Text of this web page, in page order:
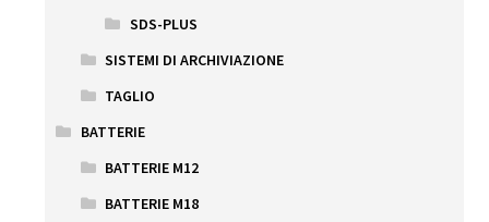
SDS-PLUS
SISTEMI DI ARCHIVIAZIONE
TAGLIO
BATTERIE
BATTERIE M12
BATTERIE M18